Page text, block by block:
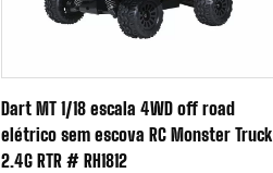
Dart MT 1/18 escala 4WD off road
elétrico sem escova RC Monster Truck
2.4G RTR # RH1812